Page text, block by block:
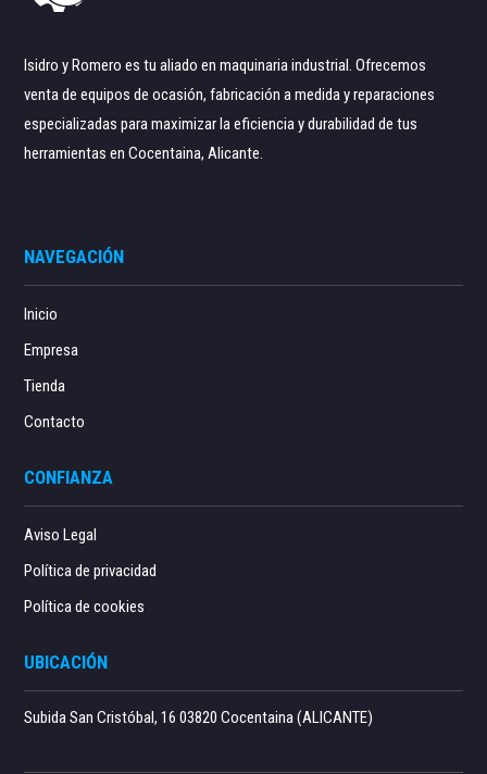
Isidro y Romero es tu aliado en maquinaria industrial. Ofrecemos
venta de equipos de ocasión, fabricación a medida y reparaciones
especializadas para maximizar la eficiencia y durabilidad de tus
herramientas en Cocentaina, Alicante.
NAVEGACIÓN
Inicio
Empresa
Tienda
Contacto
CONFIANZA
Aviso Legal
Política de privacidad
Política de cookies
UBICACIÓN
Subida San Cristóbal, 16 03820 Cocentaina (ALICANTE)